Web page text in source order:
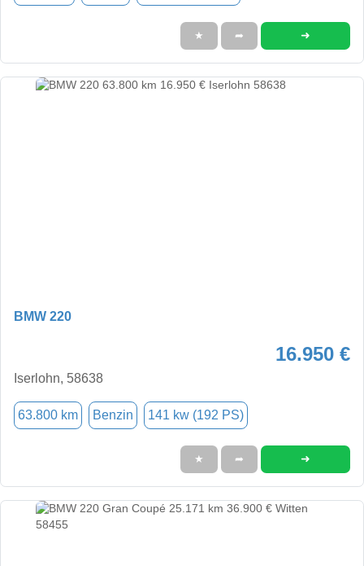
★ ➦ ➜
BMW 220
16.950 €
Iserlohn, 58638
63.800 km Benzin 141 kw (192 PS)
★ ➦ ➜